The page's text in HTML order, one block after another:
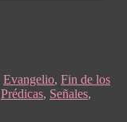
Evangelio, Fin de los
Prédicas, Señales,